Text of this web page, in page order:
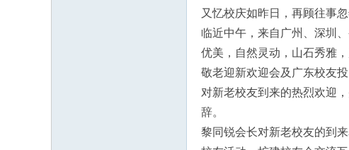
又忆校庆如昨日，再顾往事
临近中午，来自广州、深圳
优美，自然灵动，山石秀雅
敬老迎新欢迎会及广东校友
对新老校友到来的热烈欢迎
辞。
黎同锐会长对新老校友的到